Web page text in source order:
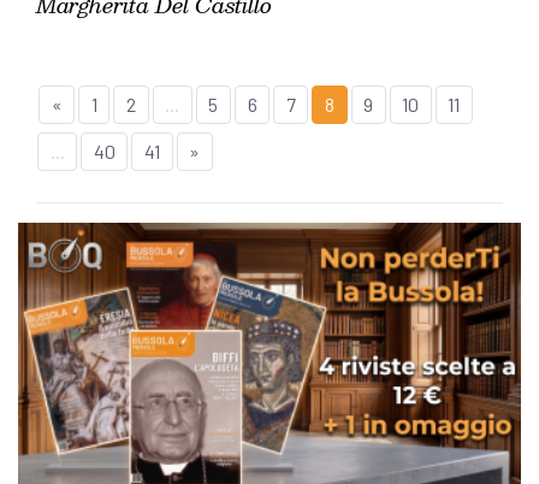
« 1 2 ... 5 6 7 8 9 10 11
... 40 41 »